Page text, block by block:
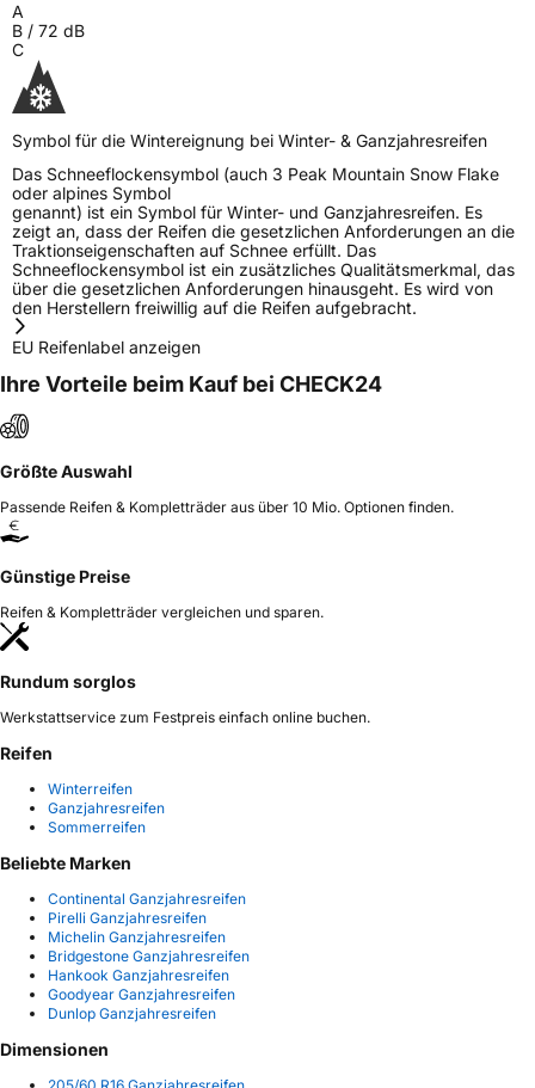
A
B / 72 dB
C
Symbol für die Wintereignung bei Winter- & Ganzjahresreifen
Das Schneeflockensymbol (auch 3 Peak Mountain Snow Flake
oder alpines Symbol
genannt) ist ein Symbol für Winter- und Ganzjahresreifen. Es
zeigt an, dass der Reifen die gesetzlichen Anforderungen an die
Traktionseigenschaften auf Schnee erfüllt. Das
Schneeflockensymbol ist ein zusätzliches Qualitätsmerkmal, das
über die gesetzlichen Anforderungen hinausgeht. Es wird von
den Herstellern freiwillig auf die Reifen aufgebracht.
EU Reifenlabel anzeigen
Ihre Vorteile beim Kauf bei CHECK24
Größte Auswahl
Passende Reifen & Kompletträder aus über 10 Mio. Optionen finden.
Günstige Preise
Reifen & Kompletträder vergleichen und sparen.
Rundum sorglos
Werkstattservice zum Festpreis einfach online buchen.
Reifen
Winterreifen
Ganzjahresreifen
Sommerreifen
Beliebte Marken
Continental Ganzjahresreifen
Pirelli Ganzjahresreifen
Michelin Ganzjahresreifen
Bridgestone Ganzjahresreifen
Hankook Ganzjahresreifen
Goodyear Ganzjahresreifen
Dunlop Ganzjahresreifen
Dimensionen